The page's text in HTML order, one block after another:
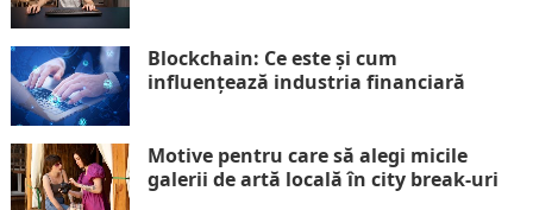
Blockchain: Ce este și cum
influențează industria financiară
Motive pentru care să alegi micile
galerii de artă locală în city break-uri